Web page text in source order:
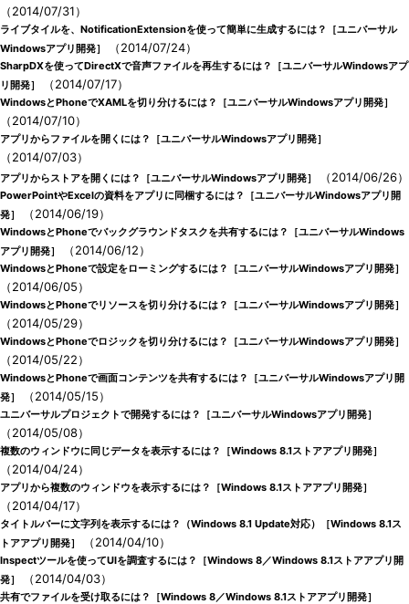
（2014/07/31）
ライブタイルを、NotificationExtensionを使って簡単に生成するには？［ユニバーサル
Windowsアプリ開発］
（2014/07/24）
SharpDXを使ってDirectXで音声ファイルを再生するには？［ユニバーサルWindowsアプ
リ開発］
（2014/07/17）
WindowsとPhoneでXAMLを切り分けるには？［ユニバーサルWindowsアプリ開発］
（2014/07/10）
アプリからファイルを開くには？［ユニバーサルWindowsアプリ開発］
（2014/07/03）
アプリからストアを開くには？［ユニバーサルWindowsアプリ開発］ （2014/06/26）
PowerPointやExcelの資料をアプリに同梱するには？［ユニバーサルWindowsアプリ開
発］
（2014/06/19）
WindowsとPhoneでバックグラウンドタスクを共有するには？［ユニバーサルWindows
アプリ開発］
（2014/06/12）
WindowsとPhoneで設定をローミングするには？［ユニバーサルWindowsアプリ開発］
（2014/06/05）
WindowsとPhoneでリソースを切り分けるには？［ユニバーサルWindowsアプリ開発］
（2014/05/29）
WindowsとPhoneでロジックを切り分けるには？［ユニバーサルWindowsアプリ開発］
（2014/05/22）
WindowsとPhoneで画面コンテンツを共有するには？［ユニバーサルWindowsアプリ開
発］
（2014/05/15）
ユニバーサルプロジェクトで開発するには？［ユニバーサルWindowsアプリ開発］
（2014/05/08）
複数のウィンドウに同じデータを表示するには？［Windows 8.1ストアアプリ開発］
（2014/04/24）
アプリから複数のウィンドウを表示するには？［Windows 8.1ストアアプリ開発］
（2014/04/17）
タイトルバーに文字列を表示するには？（Windows 8.1 Update対応）［Windows 8.1ス
トアアプリ開発］
（2014/04/10）
Inspectツールを使ってUIを調査するには？［Windows 8／Windows 8.1ストアアプリ開
発］
（2014/04/03）
共有でファイルを受け取るには？［Windows 8／Windows 8.1ストアアプリ開発］